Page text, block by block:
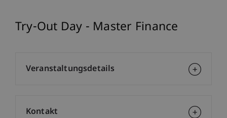
Try-Out Day - Master Finance
Veranstaltungsdetails
Kontakt